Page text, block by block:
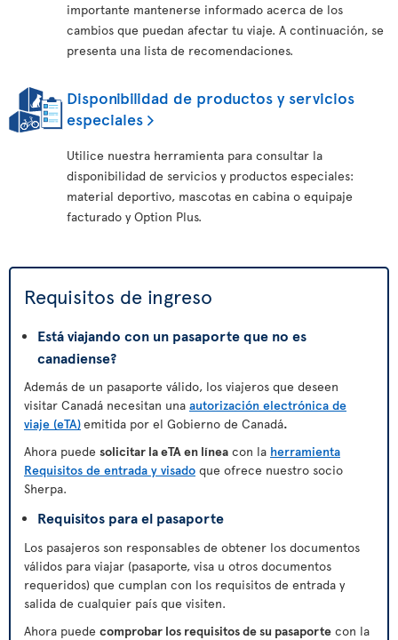
importante mantenerse informado acerca de los
cambios que puedan afectar tu viaje. A continuación, se
presenta una lista de recomendaciones.
Disponibilidad de productos y servicios
especiales
Utilice nuestra herramienta para consultar la
disponibilidad de servicios y productos especiales:
material deportivo, mascotas en cabina o equipaje
facturado y Option Plus.
Requisitos de ingreso
Está viajando con un pasaporte que no es
canadiense?
Además de un pasaporte válido, los viajeros que deseen
visitar Canadá necesitan una autorización electrónica de
viaje (eTA)emitida por el Gobierno de Canadá.
Ahora puede solicitar la eTA en línea con la herramienta
Requisitos de entrada y visado que ofrece nuestro socio
Sherpa.
Requisitos para el pasaporte
Los pasajeros son responsables de obtener los documentos
válidos para viajar (pasaporte, visa u otros documentos
requeridos) que cumplan con los requisitos de entrada y
salida de cualquier país que visiten.
Ahora puede comprobar los requisitos de su pasaporte con la